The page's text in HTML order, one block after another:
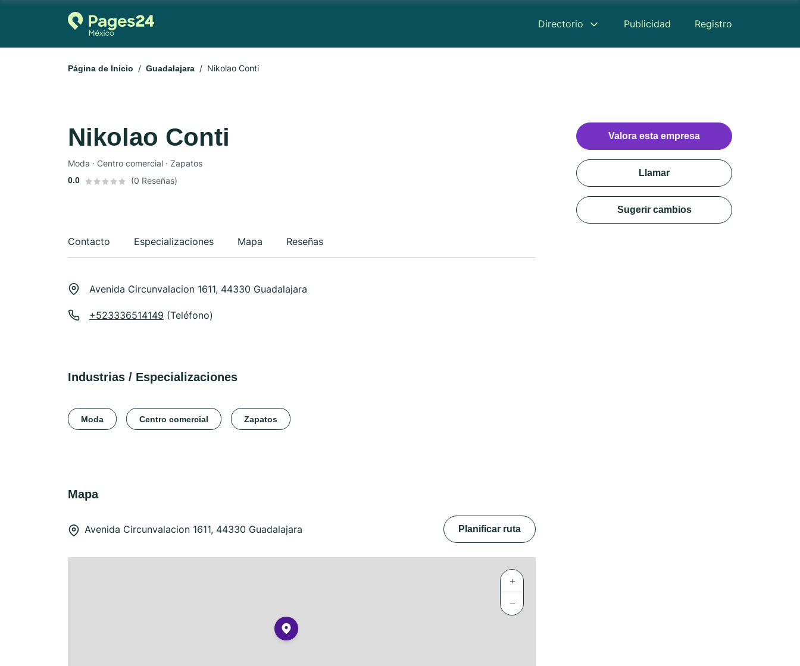
Directorio Publicidad Registro
Página de Inicio Guadalajara Nikolao Conti
Nikolao Conti
Moda · Centro comercial · Zapatos
0.0 (0 Reseñas)
Contacto Especializaciones Mapa Reseñas
Avenida Circunvalacion 1611, 44330 Guadalajara
+523336514149 (Teléfono)
Industrias / Especializaciones
Moda Centro comercial Zapatos
Mapa
Avenida Circunvalacion 1611, 44330 Guadalajara Planificar ruta
+
−
Valora esta empresa
Llamar
Sugerir cambios